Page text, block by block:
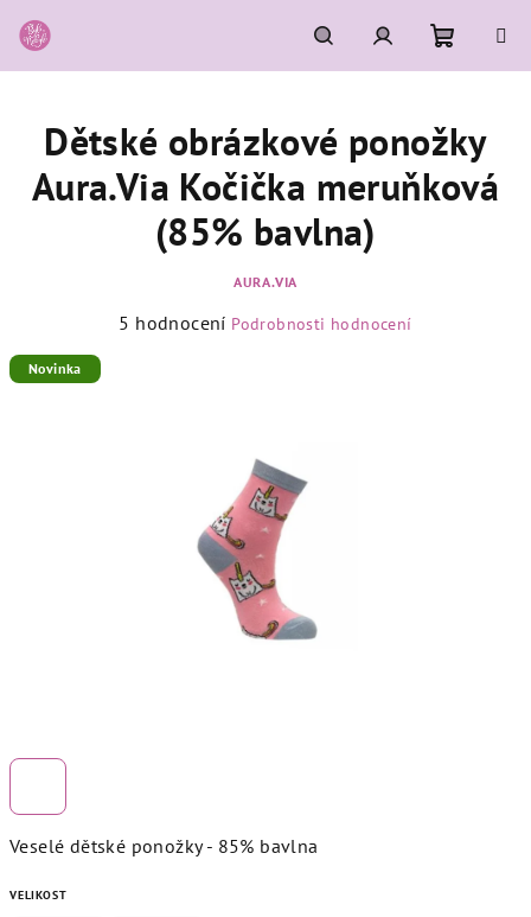
na
obsah
HledatPřihlášeníNákupní
košík
Veselé dětské ponožky - 85% bavlna
VELIKOST
Dětské obrázkové ponožky
Aura.Via Kočička meruňková
(85% bavlna)
AURA.VIA
Průměrné
5 hodnocení Podrobnosti hodnocení
Novinka